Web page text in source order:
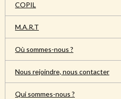
COPIL
M.A.R.T
Où sommes-nous ?
Nous rejoindre, nous contacter
Qui sommes-nous ?